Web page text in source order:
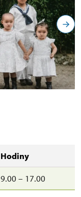
Hodiny
9.00 – 17.00